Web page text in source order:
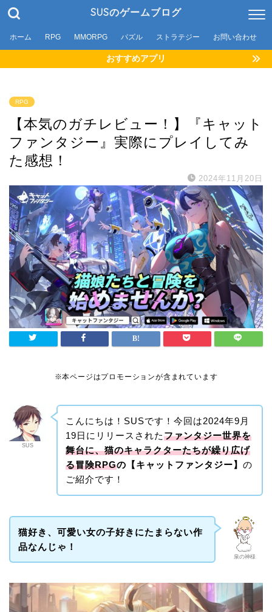
SUSのゲームブログ
ホーム RPG MMORPG パズル ストラテジー お問い合わせ
おすすめアプリ
RPG
【本気のガチレビュー！】『キャット
ファンタジー』実際にプレイしてみ
た感想！
2024年11月20日
※本ページはプロモーションが含まれています
SUS
こんにちは！SUSです！今回は2024年9月
19日にリリースされたファンタジー世界を
舞台に、猫のキャラクターたちが繰り広げ
る冒険RPGの【キャットファンタジー】 の
ご紹介です！
泉の神様
猫好き、可愛い女の子好きにたまらない作
品なんじゃ！